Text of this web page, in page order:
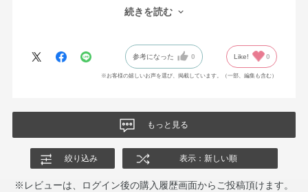
種類豊富すぎて本当に悩みましたが、このアイシャドウともう一
パレットの色より、目の上に乗せた時に映える色だと思いまし
た。自分で言うのもなんですが、なんか可愛い、、。メイクが楽
続きを読む
参考になった 0 Like! 0
※お客様の嬉しいお声を選び、掲載しています。（一部、編集も含む）
もっと見る
絞り込み 表示：新しい順
※レビューは、ログイン後の購入履歴画面からご投稿頂けます。